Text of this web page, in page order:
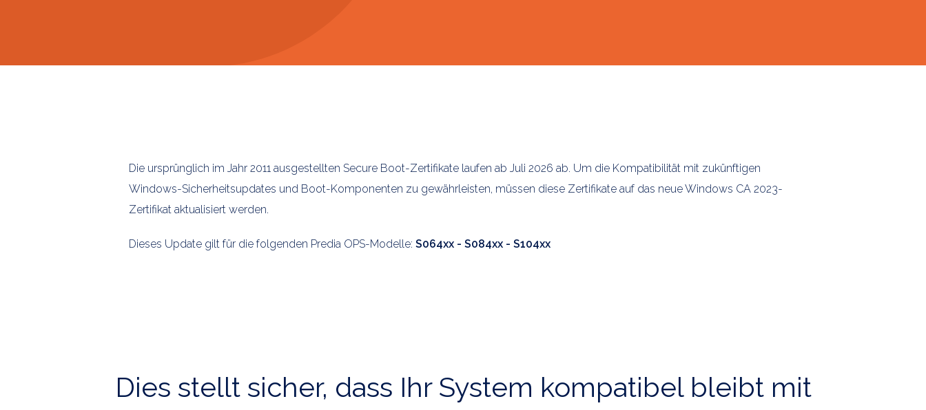
Die ursprünglich im Jahr 2011 ausgestellten Secure Boot-Zertifikate laufen ab Juli 2026 ab. Um die Kompatibilität mit zukünftigen
Windows-Sicherheitsupdates und Boot-Komponenten zu gewährleisten, müssen diese Zertifikate auf das neue Windows CA 2023-
Zertifikat aktualisiert werden.
Dieses Update gilt für die folgenden Predia OPS-Modelle: S064xx - S084xx - S104xx
Dies stellt sicher, dass Ihr System kompatibel bleibt mit